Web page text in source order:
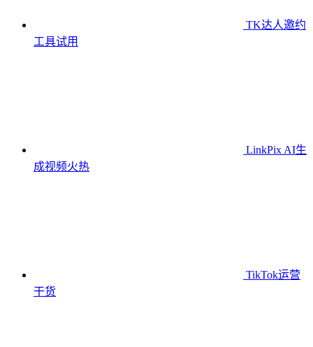
TK达人邀约
工具试用
LinkPix AI生
成视频火热
TikTok运营
干货